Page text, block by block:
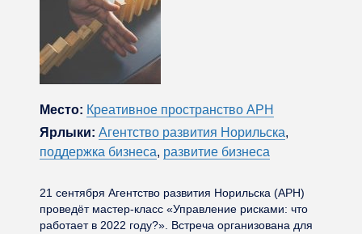
Место: Креативное пространство АРН
Ярлыки: Агентство развития Норильска,
поддержка бизнеса, развитие бизнеса
21 сентября Агентство развития Норильска (АРН)
проведёт мастер-класс «Управление рисками: что
работает в 2022 году?». Встреча организована для